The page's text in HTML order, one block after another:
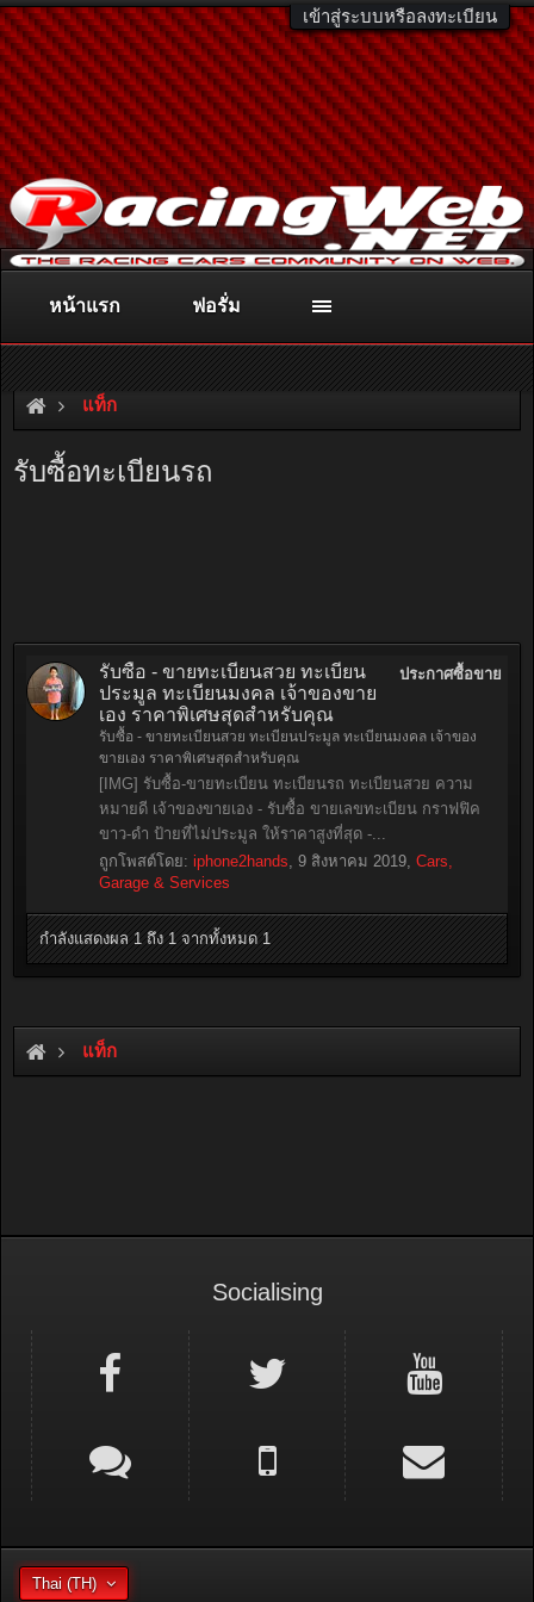
เข้าสู่ระบบหรือลงทะเบียน
ติดต่อลงโฆษณา racingweb@gmail.comหรือโทร. 081-811-1138
หรืออ่านรายละเอียดเพิ่มเติม คลิกที่นี่
แท็ก
รับซื้อทะเบียนรถ
ประกาศซื้อขาย
รับซื้อ - ขายทะเบียนสวย ทะเบียน
ประมูล ทะเบียนมงคล เจ้าของขาย
เอง ราคาพิเศษสุดสำหรับคุณ
รับซื้อ - ขายทะเบียนสวย ทะเบียนประมูล ทะเบียนมงคล เจ้าของ
ขายเอง ราคาพิเศษสุดสำหรับคุณ
[IMG] รับซื้อ-ขายทะเบียน ทะเบียนรถ ทะเบียนสวย ความ
หมายดี เจ้าของขายเอง - รับซื้อ ขายเลขทะเบียน กราฟฟิค
ขาว-ดำ ป้ายที่ไม่ประมูล ให้ราคาสูงที่สุด -...
ถูกโพสต์โดย: iphone2hands, 9 สิงหาคม 2019, Cars,
Garage & Services
กำลังแสดงผล 1 ถึง 1 จากทั้งหมด 1
แท็ก
หน้าแรก ฟอรั่ม
Socialising
Thai (TH)